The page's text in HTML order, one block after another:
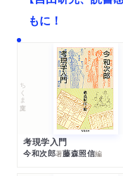
もに！
ちくま文庫
考現学入門
今和次郎著藤森照信編